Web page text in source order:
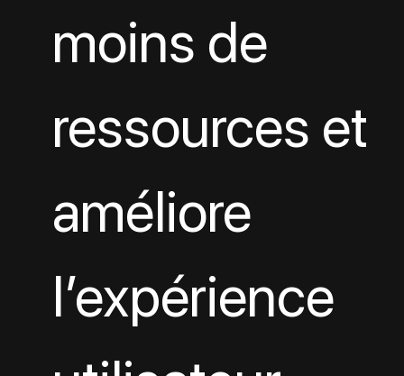
moins de
ressources et
améliore
l’expérience